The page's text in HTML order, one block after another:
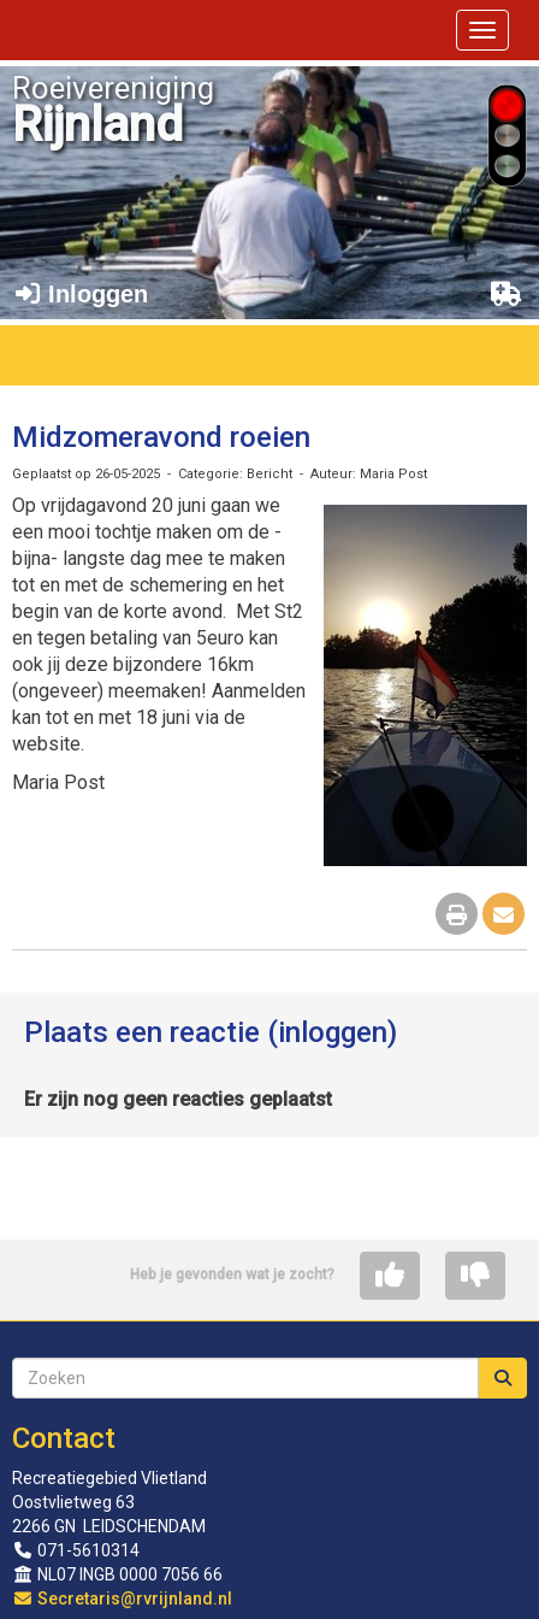
Toggle
Roeivereniging
Rijnland
Inloggen
Midzomeravond roeien
Geplaatst op 26-05-2025 - Categorie: Bericht - Auteur: Maria Post
Op vrijdagavond 20 juni gaan we
een mooi tochtje maken om de -
bijna- langste dag mee te maken
tot en met de schemering en het
begin van de korte avond. Met St2
en tegen betaling van 5euro kan
ook jij deze bijzondere 16km
(ongeveer) meemaken! Aanmelden
kan tot en met 18 juni via de
website.
Maria Post
Plaats een reactie (inloggen)
Er zijn nog geen reacties geplaatst
Heb je gevonden wat je zocht?
Contact
Recreatiegebied Vlietland
Oostvlietweg 63
2266 GN LEIDSCHENDAM
071-5610314
NL07 INGB 0000 7056 66
siraterceS@rvrijnland.nl